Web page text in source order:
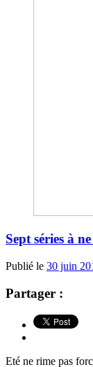
Sept séries à
Publié le 30 juin
Partager :
Eté ne rime pas